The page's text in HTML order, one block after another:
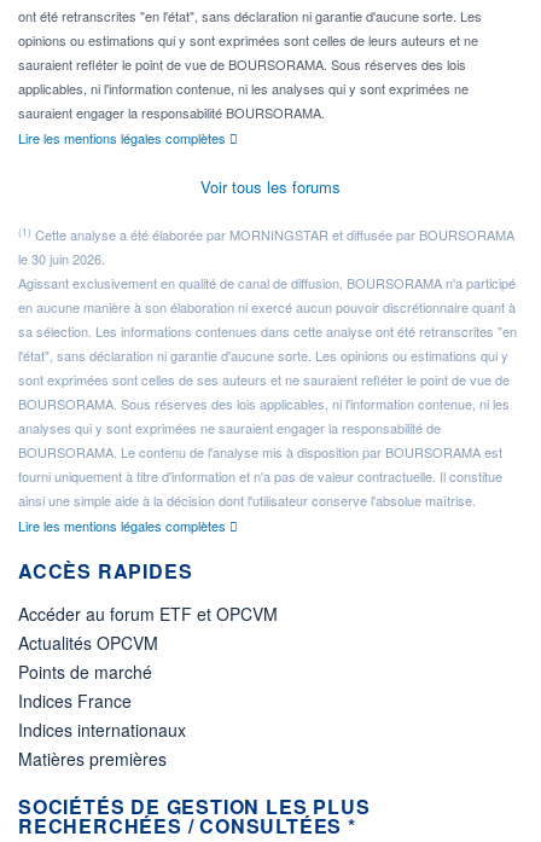
ont été retranscrites "en l'état", sans déclaration ni garantie d'aucune sorte. Les
opinions ou estimations qui y sont exprimées sont celles de leurs auteurs et ne
sauraient refléter le point de vue de BOURSORAMA. Sous réserves des lois
applicables, ni l'information contenue, ni les analyses qui y sont exprimées ne
sauraient engager la responsabilité BOURSORAMA.
Lire les mentions légales complètes
Voir tous les forums
(1) Cette analyse a été élaborée par MORNINGSTAR et diffusée par BOURSORAMA
le 30 juin 2026.
Agissant exclusivement en qualité de canal de diffusion, BOURSORAMA n'a participé
en aucune manière à son élaboration ni exercé aucun pouvoir discrétionnaire quant à
sa sélection. Les informations contenues dans cette analyse ont été retranscrites "en
l'état", sans déclaration ni garantie d'aucune sorte. Les opinions ou estimations qui y
sont exprimées sont celles de ses auteurs et ne sauraient refléter le point de vue de
BOURSORAMA. Sous réserves des lois applicables, ni l'information contenue, ni les
analyses qui y sont exprimées ne sauraient engager la responsabilité de
BOURSORAMA. Le contenu de l'analyse mis à disposition par BOURSORAMA est
fourni uniquement à titre d'information et n'a pas de valeur contractuelle. Il constitue
ainsi une simple aide à la décision dont l'utilisateur conserve l'absolue maîtrise.
Lire les mentions légales complètes
ACCÈS RAPIDES
Accéder au forum ETF et OPCVM
Actualités OPCVM
Points de marché
Indices France
Indices internationaux
Matières premières
SOCIÉTÉS DE GESTION LES PLUS
RECHERCHÉES / CONSULTÉES *